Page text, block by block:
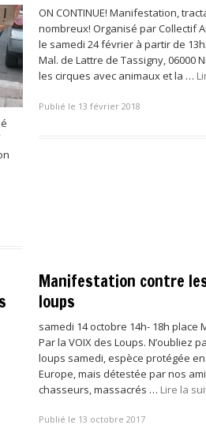
ON CONTINUE! Manifestation,
nombreux! Organisé par Collectif
le samedi 24 février à partir de
Mal. de Lattre de Tassigny, 06000
les cirques avec animaux et la …
Publié le 13 février 2018
Manifestation contre
loups
samedi 14 octobre 14h- 18h place
Par la VOIX des Loups. N’oubliez
loups samedi, espèce protégée
Europe, mais détestée par nos
chasseurs, massacrés … Lire la
Publié le 13 octobre 2017